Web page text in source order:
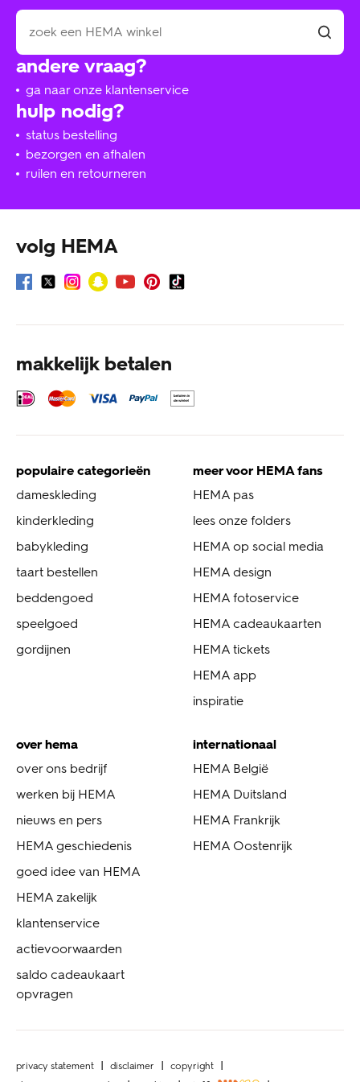
hulp nodig?
status bestelling
bezorgen en afhalen
ruilen en retourneren
andere vraag?
ga naar onze klantenservice
volg HEMA
makkelijk betalen
populaire categorieën
dameskleding
kinderkleding
babykleding
taart bestellen
beddengoed
speelgoed
gordijnen
meer voor HEMA fans
HEMA pas
lees onze folders
HEMA op social media
HEMA design
HEMA fotoservice
HEMA cadeaukaarten
HEMA tickets
HEMA app
inspiratie
over hema
over ons bedrijf
werken bij HEMA
nieuws en pers
HEMA geschiedenis
goed idee van HEMA
HEMA zakelijk
klantenservice
actievoorwaarden
saldo cadeaukaart
opvragen
internationaal
HEMA België
HEMA Duitsland
HEMA Frankrijk
HEMA Oostenrijk
privacy statement disclaimer
copyright